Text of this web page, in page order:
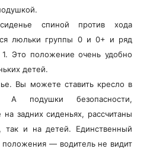
спиной против хода
люльки группы 0 и 0+ и ряд
Это положение очень удобно
детей.
Вы можете ставить кресло в
подушки безопасности,
на задних сиденьях, рассчитаны
так и на детей. Единственный
положения — водитель не видит